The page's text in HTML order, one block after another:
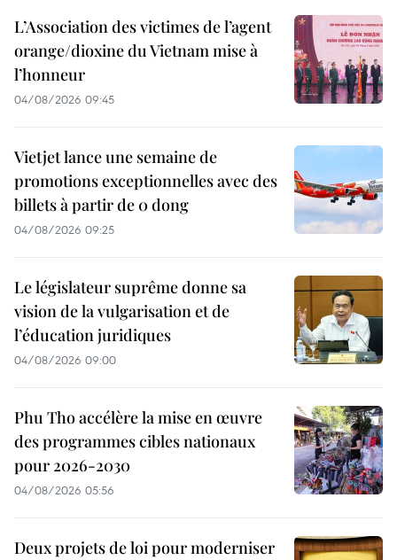
L’Association des victimes de l’agent
orange/dioxine du Vietnam mise à
l’honneur
04/08/2026 09:45
Vietjet lance une semaine de
promotions exceptionnelles avec des
billets à partir de 0 dong
04/08/2026 09:25
Le législateur suprême donne sa
vision de la vulgarisation et de
l’éducation juridiques
04/08/2026 09:00
Phu Tho accélère la mise en œuvre
des programmes cibles nationaux
pour 2026-2030
04/08/2026 05:56
Deux projets de loi pour moderniser